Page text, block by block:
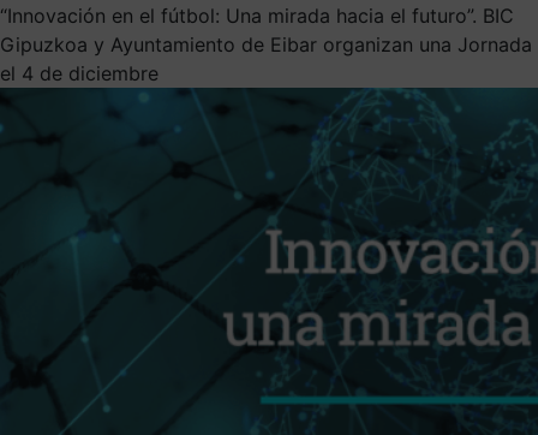
“Innovación en el fútbol: Una mirada hacia el futuro”. BIC
Gipuzkoa y Ayuntamiento de Eibar organizan una Jornada
el 4 de diciembre